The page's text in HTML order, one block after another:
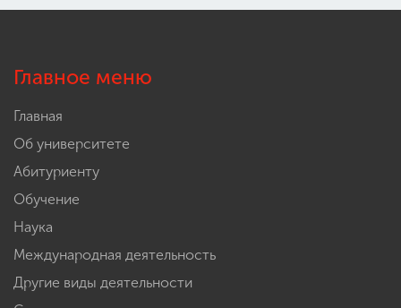
Главное меню
Главная
Об университете
Абитуриенту
Обучение
Наука
Международная деятельность
Другие виды деятельности